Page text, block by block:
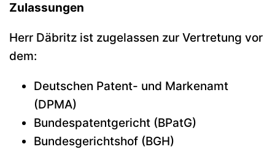
Zulassungen
Herr Däbritz ist zugelassen zur Vertretung vor
dem:
Deutschen Patent- und Markenamt
(DPMA)
Bundespatentgericht (BPatG)
Bundesgerichtshof (BGH)